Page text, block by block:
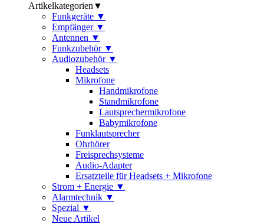
Artikelkategorien ▼
Funkgeräte ▼
Empfänger ▼
Antennen ▼
Funkzubehör ▼
Audiozubehör ▼
Headsets
Mikrofone
Handmikrofone
Standmikrofone
Lautsprechermikrofone
Babymikrofone
Funklautsprecher
Ohrhörer
Freisprechsysteme
Audio-Adapter
Ersatzteile für Headsets + Mikrofone
Strom + Energie ▼
Alarmtechnik ▼
Spezial ▼
Neue Artikel